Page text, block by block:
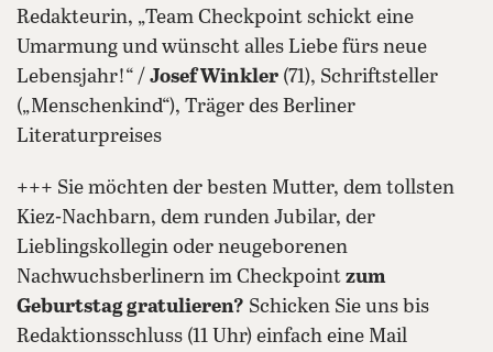
Redakteurin, „Team Checkpoint schickt eine
Umarmung und wünscht alles Liebe fürs neue
Lebensjahr!“ / Josef Winkler (71), Schriftsteller
(„Menschenkind“), Träger des Berliner
Literaturpreises
+++ Sie möchten der besten Mutter, dem tollsten
Kiez-Nachbarn, dem runden Jubilar, der
Lieblingskollegin oder neugeborenen
Nachwuchsberlinern im Checkpoint zum
Geburtstag gratulieren? Schicken Sie uns bis
Redaktionsschluss (11 Uhr) einfach eine Mail